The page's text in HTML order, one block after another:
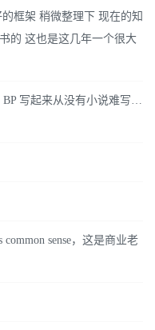
框架 稍微整理下 现在的知
的 这也是这几年一个很大
写起来从没有小说难写…
sense，这是商业老